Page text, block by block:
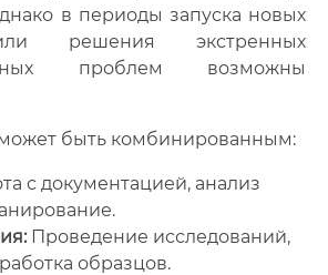
в периоды запуска новых
решения экстренных
проблем возможны
быть комбинированным:
с документацией, анализ
Проведение исследований,
образцов.